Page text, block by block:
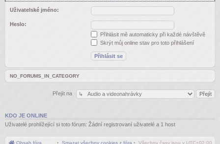
Uživatelské jméno:
Heslo:
Přihlásit mě automaticky při každé návštěvě
Skrýt můj online stav pro toto přihlášení
NO_FORUMS_IN_CATEGORY
Přejít na
KDO JE ONLINE
Uživatelé prohlížející si toto fórum: Žádní registrovaní uživatelé a 1 host
Obsah fóra • Všechny časy jsou v UTC+02:00
• Smazat všechny cookies z fóra